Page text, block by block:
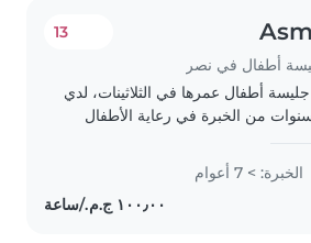
أطفال في نصر
13
جليسة أطفال عمرها في الثلاثينات، لدي
سنوات من الخبرة في رعاية الأطفال
وأتمتع بالهدوء والصبر والمسؤولية.
خبرة في التعامل مع..
الخبرة: > 7 أعوام